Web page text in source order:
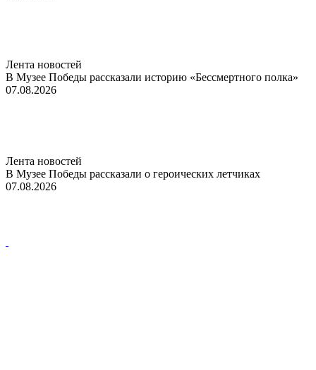
Лента новостей
В Музее Победы рассказали историю «Бессмертного полка»
07.08.2026
Лента новостей
В Музее Победы рассказали о героических летчиках
07.08.2026